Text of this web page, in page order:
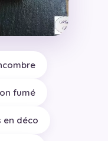
fumé
en déco